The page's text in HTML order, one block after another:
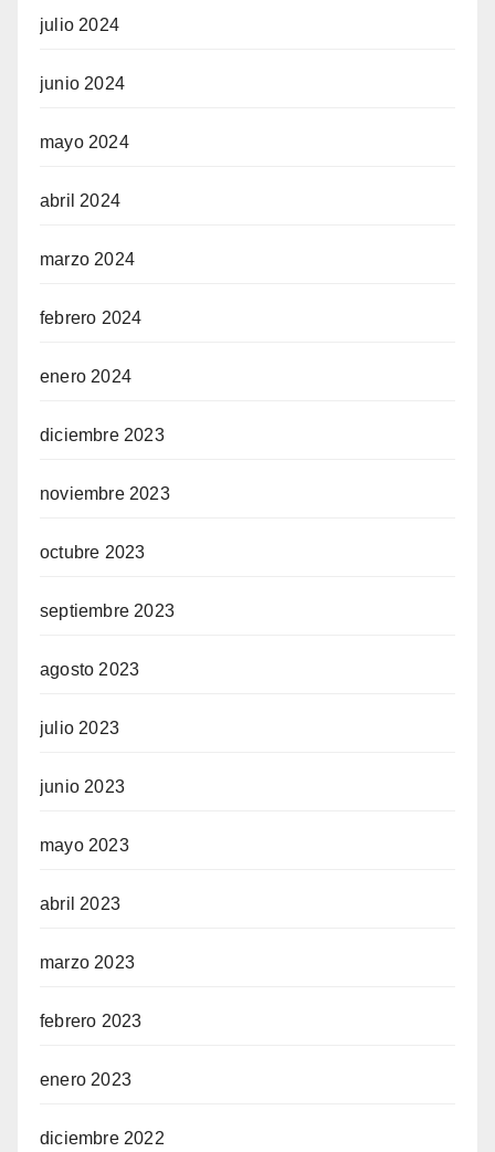
julio 2024
junio 2024
mayo 2024
abril 2024
marzo 2024
febrero 2024
enero 2024
diciembre 2023
noviembre 2023
octubre 2023
septiembre 2023
agosto 2023
julio 2023
junio 2023
mayo 2023
abril 2023
marzo 2023
febrero 2023
enero 2023
diciembre 2022